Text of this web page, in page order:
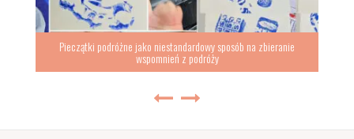
Pieczątki podróżne jako niestandardowy sposób na zbieranie
wspomnień z podróży